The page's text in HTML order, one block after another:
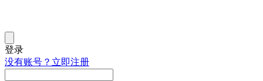
登录
没有账号？立即注册